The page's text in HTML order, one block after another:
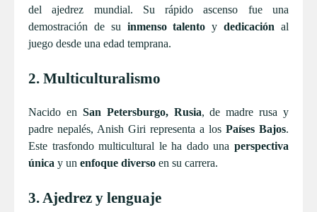
del ajedrez mundial. Su rápido ascenso fue una
demostración de su inmenso talento ydedicación al
juego desde una edad temprana.
2. Multiculturalismo
Nacido en San Petersburgo, Rusia, de madre rusa y
padre nepalés, Anish Giri representa a los Países Bajos.
Este trasfondo multicultural le ha dado una perspectiva
única y un enfoque diverso en su carrera.
3. Ajedrez y lenguaje